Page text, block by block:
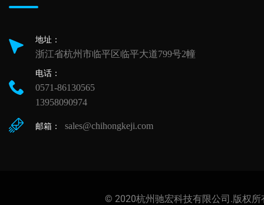
地址：
浙江省杭州市临平区临平大道799号2幢
电话：
0571-86130565
13958090974
邮箱： sales@chihongkeji.com
© 2020杭州驰宏科技有限公司.版权所